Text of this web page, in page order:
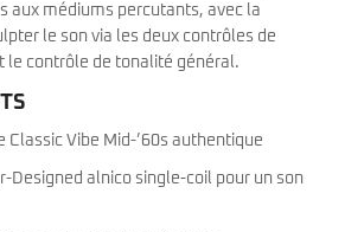
aux médiums percutants, avec la
le son via les deux contrôles de
le contrôle de tonalité général.
Classic Vibe Mid-’60s authentique
Designed alnico single-coil pour un son